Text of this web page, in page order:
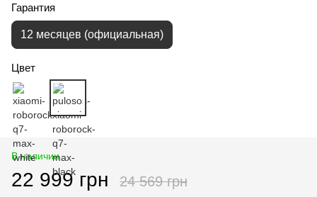
Гарантия
12 месяцев (официальная)
Цвет
В наличии
22 999 грн 24 569 грн